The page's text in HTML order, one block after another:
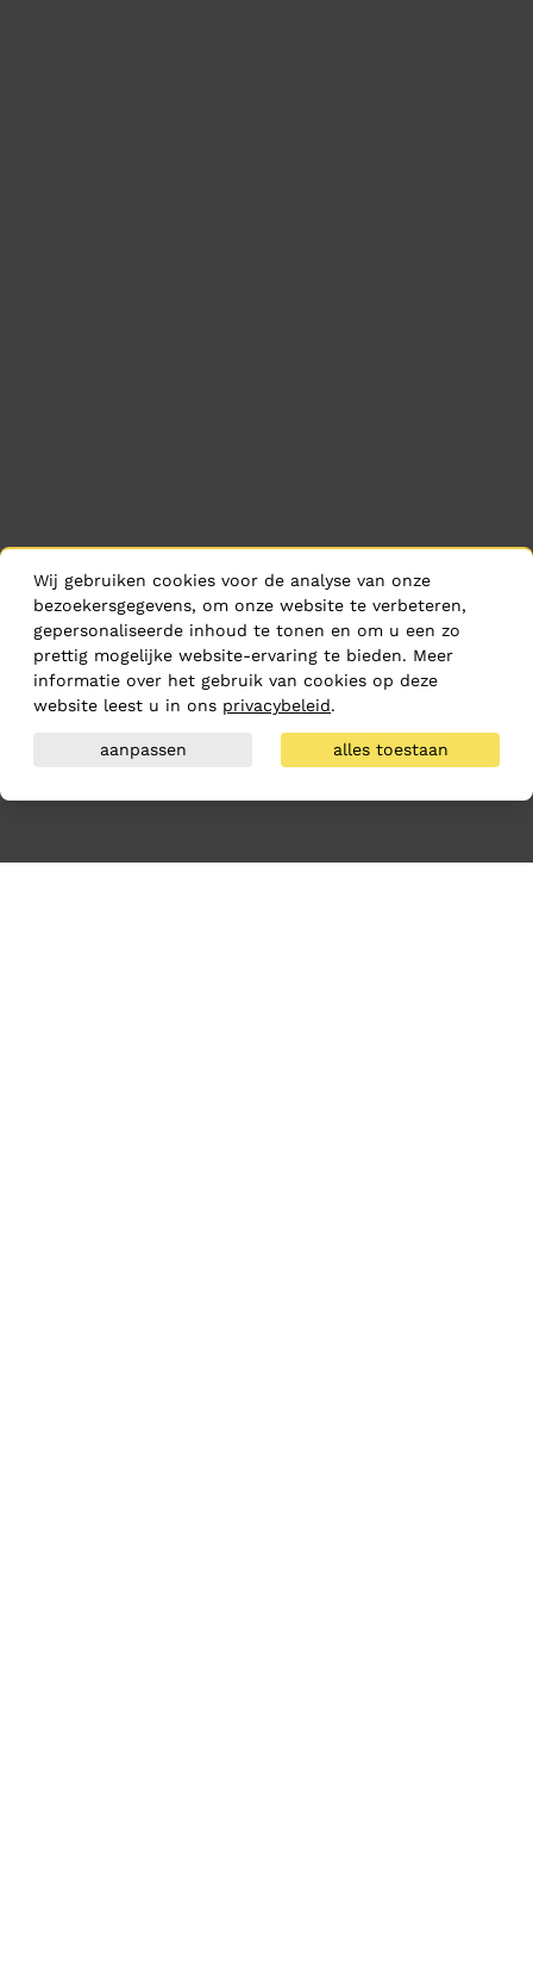
Wij gebruiken cookies voor de analyse van onze
bezoekersgegevens, om onze website te verbeteren,
gepersonaliseerde inhoud te tonen en om u een zo
prettig mogelijke website-ervaring te bieden. Meer
informatie over het gebruik van cookies op deze
website leest u in ons privacybeleid.
aanpassen alles toestaan